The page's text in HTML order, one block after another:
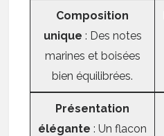
Composition
unique : Des notes
marines et boisées
bien équilibrées.
Présentation
élégante : Un flacon